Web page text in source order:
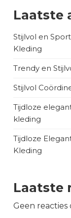
Laatste
Stijlvol en
Kleding
Trendy en
Stijlvol
Tijdloze
kleding
Tijdloze
Kleding
Laatste
Geen reacties